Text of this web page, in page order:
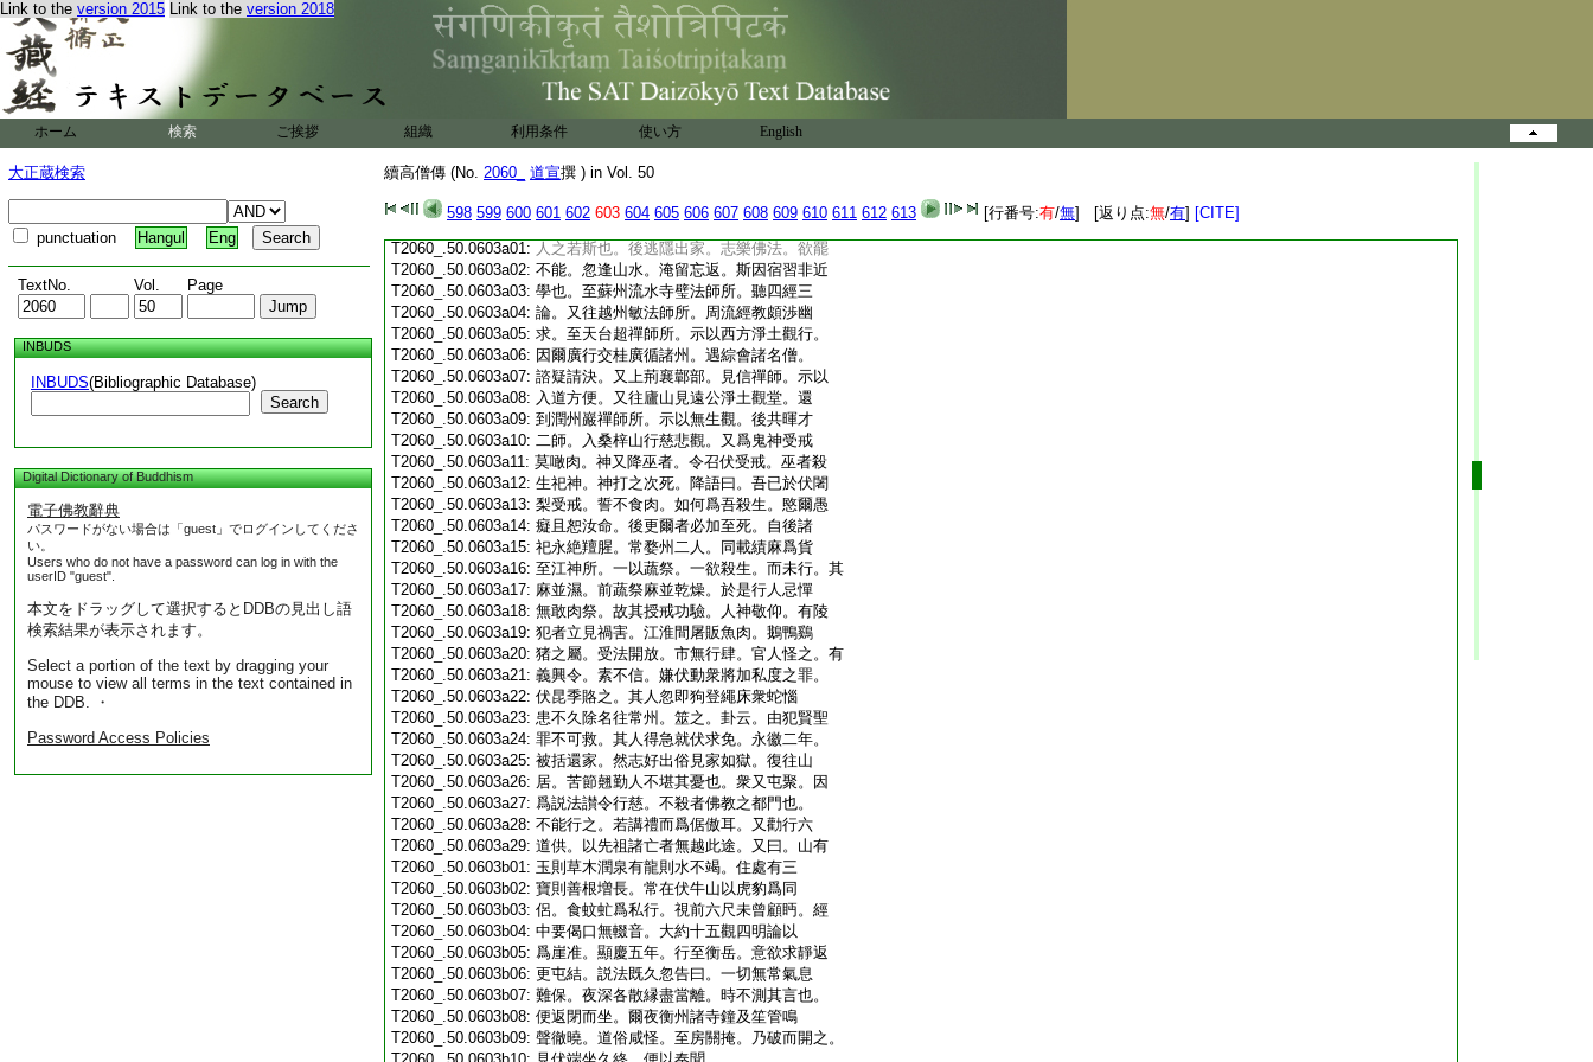
Link to the version 2015 Link to the version 2018
ホーム 検索 ご挨拶 組織 利用条件 使い方 English
大正蔵検索
punctuation Hangul Eng
TextNo. Vol. Page
INBUDS
INBUDS(Bibliographic Database)
Search
Digital Dictionary of Buddhism
電子佛教辭典
パスワードがない場合は「guest」でログインしてくださ
い。
Users who do not have a password can log in with the
userID "guest".
本文をドラッグして選択するとDDBの見出し語
検索結果が表示されます。
Select a portion of the text by dragging your
mouse to view all terms in the text contained in
the DDB. ・
Password Access Policies
續高僧傳 (No. 2060_ 道宣撰 ) in Vol. 50
598 599 600 601 602 603 604 605 606 607 608 609 610 611 612 613 [行番号:有/無] [返り点:無/有] [CITE]
T2060_.50.0602c19:揚州海陵正見寺釋法嚮傳十八
T2060_.50.0602c20: 鄿州雙峯山釋道信傳十九
T2060_.50.0602c21:江漢沙門釋惠明傳二十
T2060_.50.0602c22:
釋善伏。一名等照。姓蒋。常州義興人。生即
白首。性知遠離。五歳於安國寺兄才法師
T2060_.50.0602c24:邊出家。布衣蔬食日誦經卷。目覩七行
T2060_.50.0602c25:一聞不忘。貞觀三年。竇刺史聞其聰敏追
T2060_.50.0602c26:充州學。因爾日聽俗講夕思佛義博士責
T2060_.50.0602c27:之。對曰。豈不聞乎。行有餘力所以博觀。如
T2060_.50.0602c28: 不見信請問前聞。乃試之一無所滯。重爲
T2060_.50.0603a01: 人之若斯也。後逃隱出家。志樂佛法。欲罷
T2060_.50.0603a02: 不能。忽逢山水。淹留忘返。斯因宿習非近
T2060_.50.0603a03: 學也。至蘇州流水寺璧法師所。聽四經三
T2060_.50.0603a04: 論。又往越州敏法師所。周流經教頗渉幽
T2060_.50.0603a05: 求。至天台超禪師所。示以西方淨土觀行。
T2060_.50.0603a06: 因爾廣行交桂廣循諸州。遇綜會諸名僧。
T2060_.50.0603a07: 諮疑請決。又上荊襄鄿部。見信禪師。示以
T2060_.50.0603a08: 入道方便。又往廬山見遠公淨土觀堂。還
T2060_.50.0603a09: 到潤州巖禪師所。示以無生觀。後共暉才
T2060_.50.0603a10: 二師。入桑梓山行慈悲觀。又爲鬼神受戒
T2060_.50.0603a11: 莫噉肉。神又降巫者。令召伏受戒。巫者殺
T2060_.50.0603a12: 生祀神。神打之次死。降語曰。吾已於伏闍
T2060_.50.0603a13: 梨受戒。誓不食肉。如何爲吾殺生。愍爾愚
T2060_.50.0603a14: 癡且恕汝命。後更爾者必加至死。自後諸
T2060_.50.0603a15: 祀永絶羶腥。常婺州二人。同載績麻爲貨
T2060_.50.0603a16: 至江神所。一以蔬祭。一欲殺生。而未行。其
T2060_.50.0603a17: 麻並濕。前蔬祭麻並乾燥。於是行人忌憚
T2060_.50.0603a18: 無敢肉祭。故其授戒功驗。人神敬仰。有陵
T2060_.50.0603a19: 犯者立見禍害。江淮間屠販魚肉。鵝鴨鷄
T2060_.50.0603a20: 猪之屬。受法開放。市無行肆。官人怪之。有
T2060_.50.0603a21: 義興令。素不信。嫌伏動衆將加私度之罪。
T2060_.50.0603a22: 伏昆季賂之。其人忽即狗登繩床衆蛇惱
T2060_.50.0603a23: 患不久除名往常州。筮之。卦云。由犯賢聖
T2060_.50.0603a24: 罪不可救。其人得急就伏求免。永徽二年。
T2060_.50.0603a25: 被括還家。然志好出俗見家如獄。復往山
T2060_.50.0603a26: 居。苦節翹勤人不堪其憂也。衆又屯聚。因
T2060_.50.0603a27: 爲説法讃令行慈。不殺者佛教之都門也。
T2060_.50.0603a28: 不能行之。若講禮而爲倨傲耳。又勸行六
T2060_.50.0603a29: 道供。以先祖諸亡者無越此途。又曰。山有
T2060_.50.0603b01: 玉則草木潤泉有龍則水不竭。住處有三
T2060_.50.0603b02: 寶則善根増長。常在伏牛山以虎豹爲同
T2060_.50.0603b03: 侶。食蚊虻爲私行。視前六尺未曾顧眄。經
T2060_.50.0603b04: 中要偈口無輟音。大約十五觀四明論以
T2060_.50.0603b05: 爲崖准。顯慶五年。行至衡岳。意欲求靜返
T2060_.50.0603b06: 更屯結。説法既久忽告曰。一切無常氣息
T2060_.50.0603b07: 難保。夜深各散縁盡當離。時不測其言也。
T2060_.50.0603b08: 便返閉而坐。爾夜衡州諸寺鐘及笙管鳴
T2060_.50.0603b09: 聲徹曉。道俗咸怪。至房關掩。乃破而開之。